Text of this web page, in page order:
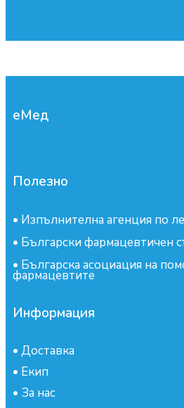
еМед
Полезно
• Изпълнителна агенция по
• Български фармацевтичен
• Българска асоциация на
фармацевтите
Информация
• Доставка
• Екип
• За нас